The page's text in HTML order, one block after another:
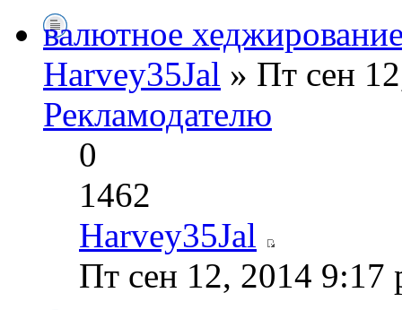
валютное
Harvey35Jal » Пт сен
Рекламодателю
0
1462
Harvey35Jal
Пт сен 12, 2014 9:17